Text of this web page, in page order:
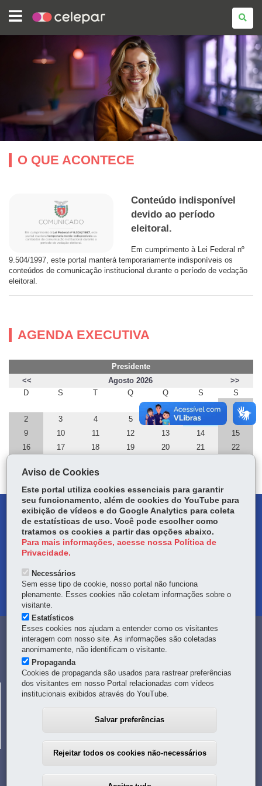
COMPANHIA
DE
INFORMAÇÃO
COMUNICAÇÃO
CELEPAR
O QUE ACONTECE
Conteúdo indisponível
devido ao período
eleitoral.
Em cumprimento à Lei Federal nº
9.504/1997, este portal manterá temporariamente indisponíveis os
conteúdos de comunicação institucional durante o período de vedação
eleitoral.
AGENDA EXECUTIVA
Presidente
<<
Agosto 2026
>>
D
S T Q Q S
S
1
2
3 4 5 6 7
9
10 11 12 13 14
15
16
17 18 19 20 21
22
30
31
MAPA DO SITE
DENUNCIE CORRUPÇÃO
OUVIDORIA
Navegação
principal
CELEPAR
Rua Mateus Leme, 1561 - Bom Retiro-80520-174-Curitiba
MAPA
41 3200-5000
Aviso de Cookies
Este portal utiliza cookies essenciais para garantir
seu funcionamento, além de cookies do YouTube para
exibição de vídeos e do Google Analytics para coleta
de estatísticas de uso. Você pode escolher como
tratamos os cookies a partir das opções abaixo.
Para mais informações, acesse nossa Política de
Privacidade.
Necessários
Sem esse tipo de cookie, nosso portal não funciona
plenamente. Esses cookies não coletam informações sobre o
visitante.
Estatísticos
Esses cookies nos ajudam a entender como os visitantes
interagem com nosso site. As informações são coletadas
anonimamente, não identificam o visitante.
Propaganda
Cookies de propaganda são usados para rastrear preferências
dos visitantes em nosso Portal relacionadas com vídeos
institucionais exibidos através do YouTube.
Salvar preferências
Rejeitar todos os cookies não-necessários